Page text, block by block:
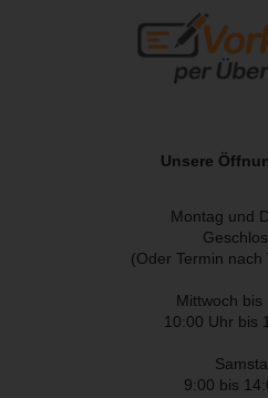
Unsere
Montag und
(Oder Termin nach
Mittwoch bis
10:00 Uhr bis
9:00 bis